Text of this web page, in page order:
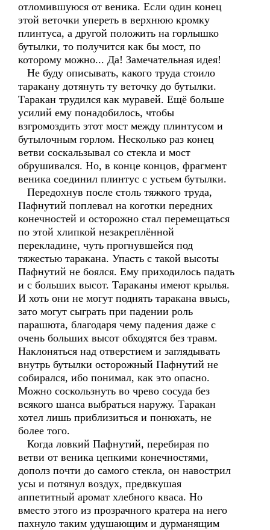
отломившуюся от веника. Если один конец
этой веточки упереть в верхнюю кромку
плинтуса, а другой положить на горлышко
бутылки, то получится как бы мост, по
которому можно... Да! Замечательная идея!
Не буду описывать, какого труда стоило
таракану дотянуть ту веточку до бутылки.
Таракан трудился как муравей. Ещё больше
усилий ему понадобилось, чтобы
взгромоздить этот мост между плинтусом и
бутылочным горлом. Несколько раз конец
ветви соскальзывал со стекла и мост
обрушивался. Но, в конце концов, фрагмент
веника соединил плинтус с устьем бутылки.
Передохнув после столь тяжкого труда,
Пафнутий поплевал на коготки передних
конечностей и осторожно стал перемещаться
по этой хлипкой незакреплённой
перекладине, чуть прогнувшейся под
тяжестью таракана. Упасть с такой высоты
Пафнутий не боялся. Ему приходилось падать
и с больших высот. Тараканы имеют крылья.
И хоть они не могут поднять таракана ввысь,
зато могут сыграть при падении роль
парашюта, благодаря чему падения даже с
очень больших высот обходятся без травм.
Наклоняться над отверстием и заглядывать
внутрь бутылки осторожный Пафнутий не
собирался, ибо понимал, как это опасно.
Можно соскользнуть во чрево сосуда без
всякого шанса выбраться наружу. Таракан
хотел лишь приблизиться и понюхать, не
более того.
Когда ловкий Пафнутий, перебирая по
ветви от веника цепкими конечностями,
дополз почти до самого стекла, он навострил
усы и потянул воздух, предвкушая
аппетитный аромат хлебного кваса. Но
вместо этого из прозрачного кратера на него
пахнуло таким удушающим и дурманящим